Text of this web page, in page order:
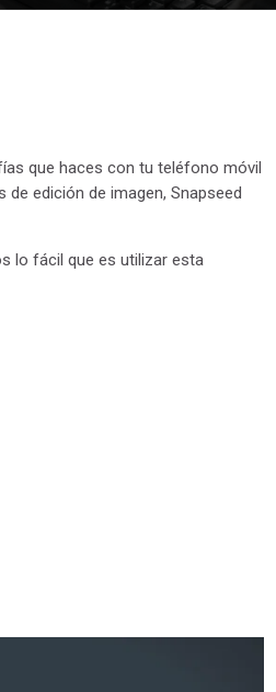
que haces con tu teléfono móvil
edición de imagen, Snapseed
lo fácil que es utilizar esta